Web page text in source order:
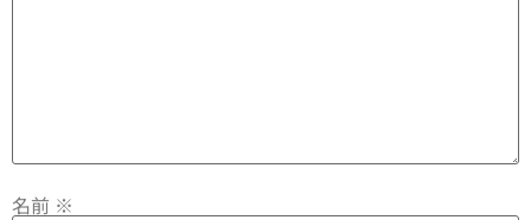
名前 ※